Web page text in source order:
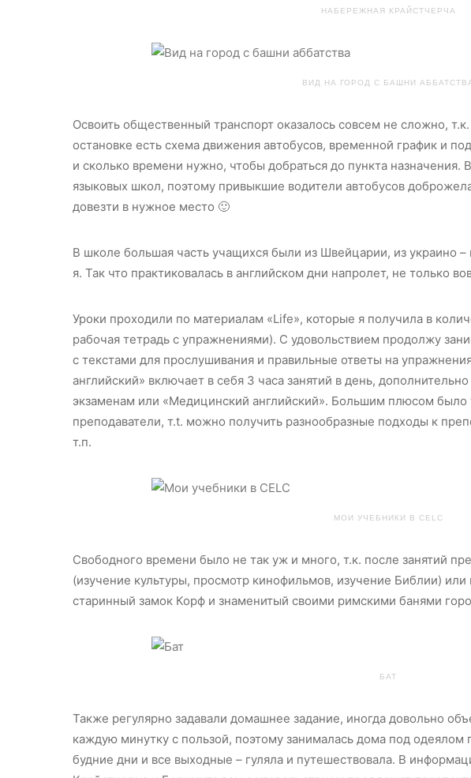
НАБЕРЕЖНАЯ КРАЙСТЧЕРЧА
ВИД НА ГОРОД С БАШНИ
Освоить общественный транспорт оказалось совсем не сложно,
остановке есть схема движения автобусов, временной график и
и сколько времени нужно, чтобы добраться до пункта
языковых школ, поэтому привыкшие водители автобусов
довезти в нужное место 🙂
В школе большая часть учащихся были из Швейцарии, из украино –
я. Так что практиковалась в английском дни напролет, не только
Уроки проходили по материалам «Life», которые я получила в
рабочая тетрадь с упражнениями). С удовольствием продолжу
с текстами для прослушивания и правильные ответы на
английский» включает в себя 3 часа занятий в день,
экзаменам или «Медицинский английский». Большим плюсом было
преподаватели, т.t. можно получить разнообразные подходы к
т.п.
МОИ УЧЕБНИКИ В CELC
Свободного времени было не так уж и много, т.к. после занятий
(изучение культуры, просмотр кинофильмов, изучение Библии)
старинный замок Корф и знаменитый своими римскими банями
БАТ
Также регулярно задавали домашнее задание, иногда довольно
каждую минутку с пользой, поэтому занималась дома под
будние дни и все выходные – гуляла и путешествовала. В